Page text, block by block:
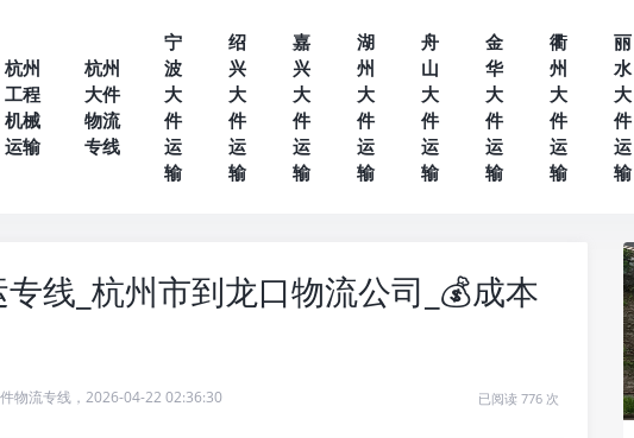
杭州
工程
机械
运输
杭州
大件
物流
专线
宁
波
大
件
运
输
绍
兴
大
件
运
输
嘉
兴
大
件
运
输
湖
州
大
件
运
输
舟
山
大
件
运
输
金
华
大
件
运
输
衢
州
大
件
运
输
丽
水
大
件
运
输
线_杭州市到龙口物流公司_💰成本
物流专线 ， 2026-04-22 02:36:30 已阅读 776 次